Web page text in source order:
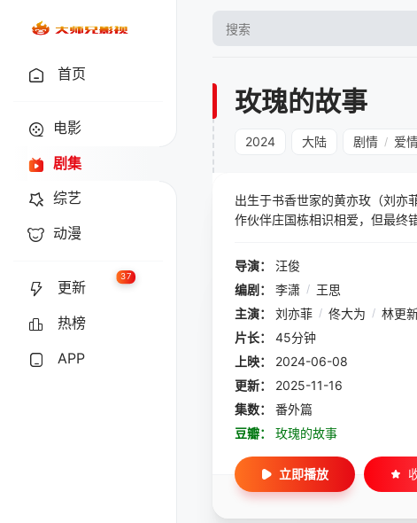
首页
电影
剧集
综艺
动漫
更新
37
热榜
APP
玫瑰的故事
2024 大陆 剧情 / 爱
出生于书香世家的黄亦玫（刘亦
作伙伴庄国栋相识相爱，但最终
域打拼出一片天地，在此期间还
导演：
汪俊
编剧：
李潇 / 王思
主演：
刘亦菲 / 佟大为 / 林更
片长：
45分钟
上映：
2024-06-08
更新：
2025-11-16
集数：
番外篇
豆瓣：
玫瑰的故事
立即播放